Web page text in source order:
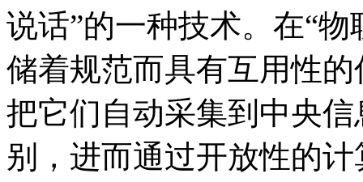
说话”的一种技术。在“
储着规范而具有互用性
把它们自动采集到中央
别，进而通过开放性的